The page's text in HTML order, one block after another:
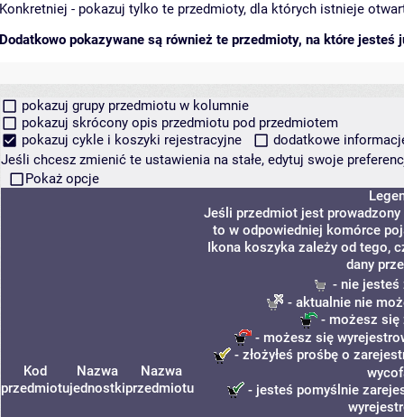
Konkretniej - pokazuj tylko te przedmioty, dla których istnieje
Dodatkowo pokazywane są również te przedmioty, na które jesteś
pokazuj grupy przedmiotu w kolumnie
pokazuj skrócony opis przedmiotu pod przedmiotem
pokazuj cykle i koszyki rejestracyjne
dodatkowe
Jeśli chcesz zmienić te ustawienia na stałe, edytuj swoje
Pokaż opcje
Kod
przedmiotu
Nazwa
jednostki
Nazwa
przedmiotu
Jeśli przedmiot jest
to w odpowiedniej komórce
Ikona koszyka zależy od tego,
dany
- nie jesteś
- aktualnie nie
- możesz się
- możesz się
- złożyłeś prośbę o
- jesteś pomyślnie